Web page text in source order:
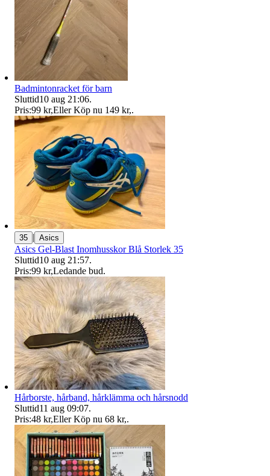
Badmintonracket för barn
Sluttid10 aug 21:06.
Pris:99 kr,Eller Köp nu 149 kr,.
35 | Asics
Asics Gel-Blast Inomhusskor Blå Storlek 35
Sluttid10 aug 21:57.
Pris:99 kr,Ledande bud.
Hårborste, hårband, hårklämma och hårsnodd
Sluttid11 aug 09:07.
Pris:48 kr,Eller Köp nu 68 kr,.